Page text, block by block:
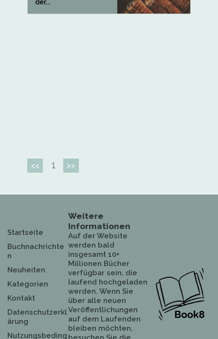
der...
<< 1 >>
Startseite
Buchnachrichte
n
Neuheiten
Kategorien
Kontakt
Datenschutzerkl
ärung
Nutzungsbeding
Weitere
Informationen
Auf der Website
werden bald
insgesamt 10+
Millionen Bücher
verfügbar sein, die
laufend hochgeladen
werden. Wenn Sie
über alle neuen
Veröffentlichungen
auf dem Laufenden
bleiben möchten,